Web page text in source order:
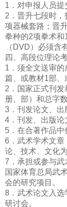
1．对申报人员提
2．晋升七段时
项器械套路；晋
拳种的2项拳术
（DVD） 必须含
四、高段位理论
1．须全文送审
篇、或教材1部、
2．国家正式刊发
册、部）和总字数
3．刊发论文、出
4．刊发、出版论
5．在合著作品中
6．武术学术文
论、技术、文化
7．承担或参与
国家体育总局武
会的研究项目。
8．武术论文入
研讨会。